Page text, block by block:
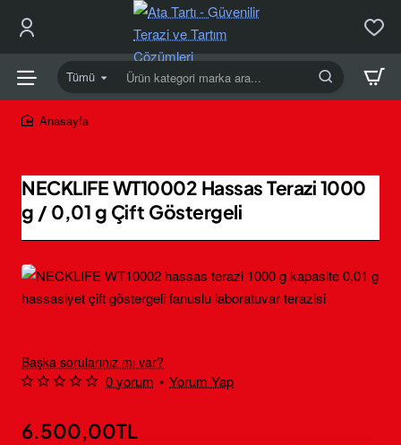
Tümü
Ürün
kategori
marka
NECKLIFE WT10002 Hassas Terazi 1000
g / 0,01 g Çift Göstergeli
Başka sorularınız mı var?
0 yorum • Yorum Yap
6.500,00TL